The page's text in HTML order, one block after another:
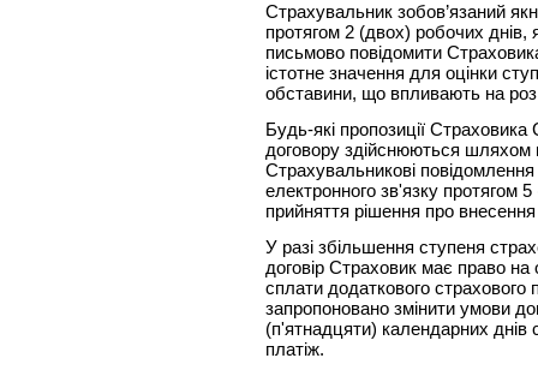
Страхувальник зобов’язаний
протягом 2 (двох) робочих днів,
письмово повідомити
істотне значення для оцінки
обставини, що впливають на
Будь-які пропозиції
договору здійснюються
Страхувальникові
електронного зв'язку протягом
прийняття рішення про
У разі збільшення ступеня
договір Страховик має право
сплати додаткового
запропоновано змінити умови
(п'ятнадцяти) календарних днів
платіж.